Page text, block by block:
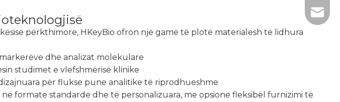
përkthimore, HKeyBio ofron një gamë të plotë materialesh të lidhura
dhe analizat molekulare
studimet e vlefshmërisë klinike
për flukse pune analitike të riprodhueshme
formate standarde dhe të personalizuara, me opsione fleksibël furnizimi të
+86-